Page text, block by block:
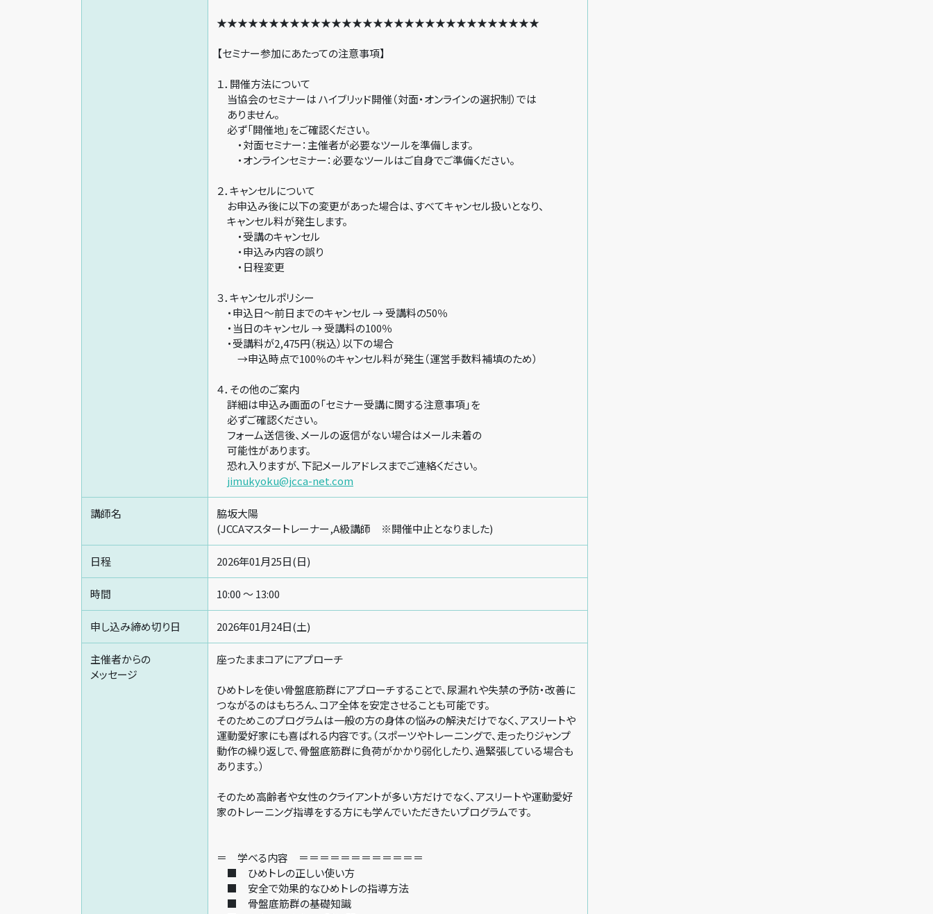
★★★★★★★★★★★★★★★★★★★★★★★★★★★★★★★
【セミナー参加にあたっての注意事項】
１．開催方法について
当協会のセミナーは ハイブリッド開催（対面・オンラインの選択制）では
ありません。
必ず「開催地」をご確認ください。
・対面セミナー：主催者が必要なツールを準備します。
・オンラインセミナー：必要なツールはご自身でご準備ください。
２．キャンセルについて
お申込み後に以下の変更があった場合は、すべてキャンセル扱いとなり、
キャンセル料が発生します。
・受講のキャンセル
・申込み内容の誤り
・日程変更
３．キャンセルポリシー
・申込日～前日までのキャンセル → 受講料の50％
・当日のキャンセル → 受講料の100％
・受講料が2,475円（税込）以下の場合
→申込時点で100％のキャンセル料が発生（運営手数料補填のため）
４．その他のご案内
詳細は申込み画面の「セミナー受講に関する注意事項」を
必ずご確認ください。
フォーム送信後、メールの返信がない場合はメール未着の
可能性があります。
恐れ入りますが、下記メールアドレスまでご連絡ください。
jimukyoku@jcca-net.com
講師名
脇坂大陽
(JCCAマスタートレーナー,A級講師 ※開催中止となりました)
日程 2026年01月25日(日)
時間 10:00 〜 13:00
申し込み締め切り日 2026年01月24日(土)
主催者からの
メッセージ
座ったままコアにアプローチ
ひめトレを使い骨盤底筋群にアプローチすることで、尿漏れや失禁の予防・改善に
つながるのはもちろん、コア全体を安定させることも可能です。
そのためこのプログラムは一般の方の身体の悩みの解決だけでなく、アスリートや
運動愛好家にも喜ばれる内容です。（スポーツやトレーニングで、走ったりジャンプ
動作の繰り返しで、骨盤底筋群に負荷がかかり弱化したり、過緊張している場合も
あります。）
そのため高齢者や女性のクライアントが多い方だけでなく、アスリートや運動愛好
家のトレーニング指導をする方にも学んでいただきたいプログラムです。
＝ 学べる内容 ＝＝＝＝＝＝＝＝＝＝＝＝
■ ひめトレの正しい使い方
■ 安全で効果的なひめトレの指導方法
■ 骨盤底筋群の基礎知識